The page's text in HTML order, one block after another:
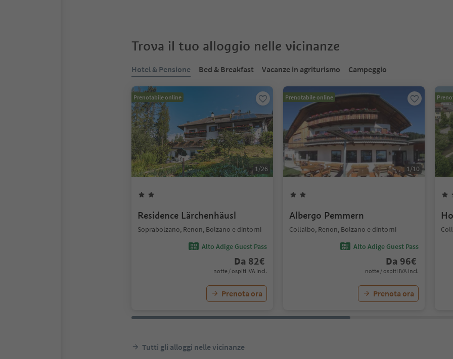
Trova il tuo alloggio nelle vicinanze
Hotel & Pensione Bed & Breakfast Vacanze in agriturismo Campeggio
Prenotabile online
1/26
Residence Lärchenhäusl
Soprabolzano, Renon, Bolzano e dintorni
Alto Adige Guest Pass
Da 82€
notte / ospiti IVA incl.
Prenota ora
Prenotabile online
1/10
Albergo Pemmern
Collalbo, Renon, Bolzano e dintorni
Alto Adige Guest Pass
Da 96€
notte / ospiti IVA incl.
Prenota ora
Tutti gli alloggi nelle vicinanze